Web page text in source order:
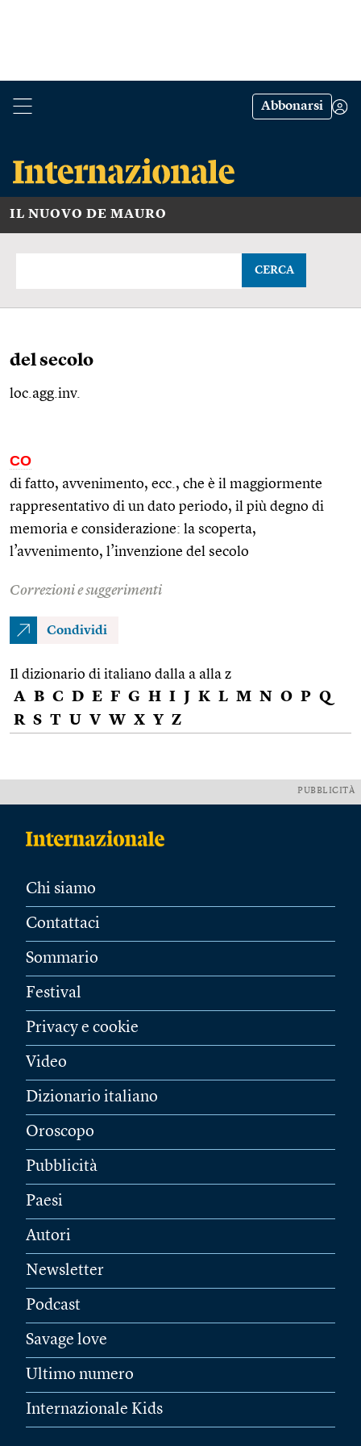
Abbonarsi
IL NUOVO DE MAURO
CERCA
del secolo
loc.agg.inv.
CO
di fatto, avvenimento, ecc. , che è il maggiormente
rappresentativo di un dato periodo, il più degno di
memoria e considerazione: la scoperta,
l’avvenimento, l’invenzione del secolo
Correzioni e suggerimenti
Condividi
Il dizionario di italiano dalla a alla z
A B C D E F G H I J K L M N O P Q
R S T U V W X Y Z
PUBBLICITÀ
Chi siamo
Contattaci
Sommario
Festival
Privacy e cookie
Video
Dizionario italiano
Oroscopo
Pubblicità
Paesi
Autori
Newsletter
Podcast
Savage love
Ultimo numero
Internazionale Kids